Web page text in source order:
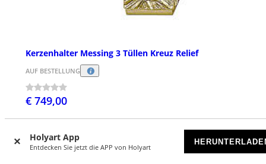
Holyart App
Entdecken Sie jetzt die APP von Holyart
Kerzenhalter Messing 3 Tüllen Kreuz Relief
AUF BESTELLUNG
€ 749,00